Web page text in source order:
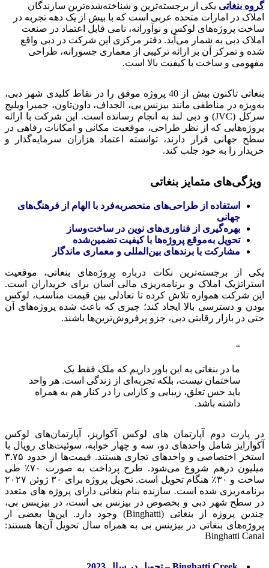
گروه بنغاتی یکی از برجسته‌ترین و شناخته‌شده‌ترین سازندگان
املاک در امارات متحده عربی است که با بیش از یک دهه تجربه در
ساخت پروژه‌های لوکس و نوآورانه، نامی قابل اعتماد در صنعت
املاک دبی به شمار می‌آید. دفتر مرکزی این شرکت در دبی واقع
شده و تمرکز آن بر ارائه ترکیبی از معماری جسورانه، طراحی
مفهومی و ساخت با کیفیت بالا است.
بنغاتی تاکنون بیش از 40 پروژه موفق را در نقاط کلیدی شهر دبی،
به‌ویژه در مناطقی مانند بیزنس بی، الجداف، داون‌تاون، جمیرا ویلیج
سرکل (JVC) و دبی لند به انجام رسانده است. این شرکت با ارائه
پروژه‌هایی که از نظر طراحی، موقعیت مکانی و امکانات رفاهی در
سطح جهانی قرار دارند، توانسته اعتماد هزاران سرمایه‌گذار و
خریدار را به خود جلب کند.
ویژگی‌های متمایز بنغاتی
استفاده از طراحی‌های منحصر‌به‌فرد با الهام از فرهنگ‌های
جهانی
بهره‌گیری از فناوری‌های نوین در ساخت‌وساز
تحویل به‌موقع پروژه‌ها با کیفیت تضمین‌شده
مشارکت با برندهای بین‌المللی و معماری ماندگار
یکی از برجسته‌ترین نکات درباره پروژه‌های بنغاتی، موقعیت
استراتژیک املاک و برنامه‌ریزی مالی آسان برای خریداران است.
این شرکت همواره تلاش کرده تا تعادلی بین قیمت مناسب، لوکس
بودن و دسترسی بالا ایجاد کند؛ چیزی که باعث شده پروژه‌های آن
حتی در بازار رقابتی دبی، جزو پرفروش‌ترین‌ها باشند.
ما در بنغاتی به این باور داریم که ملک فقط یک
ساختمان نیست، بلکه تجربه‌ای از زندگی است. هر واحد
باید حس تعلق، زیبایی و کارایی را در کنار هم به همراه
داشته باشد.
در پارت دوم آپارتمان های لوکس آکواریز، آپارتمان‌های لوکس
آکوارایز شامل واحدهای دو، سه و چهار خوابه، سوئیت‌های رویال با
استخر اختصاصی و واحدهای تجاری هستند. قیمت‌ها از حدود ۳.۷۵
میلیون درهم شروع می‌شود. طرح پرداخت به صورت ۷۰٪ طی
ساخت و ۳۰٪ هنگام تحویل است. تحویل پروژه برای ۳۰ ژوئن ۲۰۲۷
برنامه‌ریزی شده است. سازنده بنام بنغاتی دارای پروژه های متعدد
در سطح شهر دبی و بخصوص در بیزنس بی است، در بیزینس بی،
چندین پروژه از بنغاتی (Binghatti) وجود دارد. این‌ها بعضی از
پروژه‌های بنغاتی در بیزینس بی به همراه سال تحویل آن‌ها هستند:
Binghatti Canal